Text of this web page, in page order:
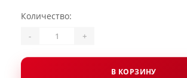
Количество:
- +
В КОРЗИНУ